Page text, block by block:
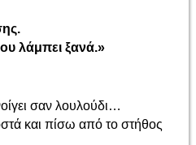
λάμπει ξανά.»
σαν λουλούδι…
και πίσω από το στήθος